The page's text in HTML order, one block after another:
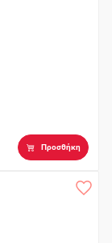
Προσθήκη